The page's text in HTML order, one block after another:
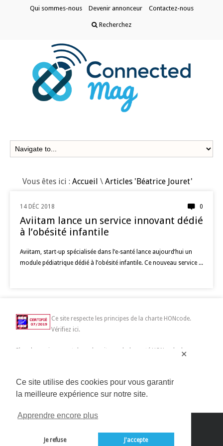
Ce site utilise des cookies pour vous garantir
la meilleure expérience sur notre site.
Apprendre encore plus
Je refuse J'accepte
✕
Qui sommes-nous Devenir annonceur Contactez-nous
Recherchez
Vous êtes ici : Accueil \ Articles 'Béatrice Jouret'
ENFANTS
14 DÉC 2018 0
Aviitam lance un service innovant dédié
à l’obésité infantile
Aviitam, start-up spécialisée dans l’e-santé lance aujourd’hui un
module pédiatrique dédié à l’obésité infantile. Ce nouveau service ...
Ce site respecte les principes de la charte HONcode.
Vérifiez ici.
Chercher uniquement dans des sites web de santé HONcode de